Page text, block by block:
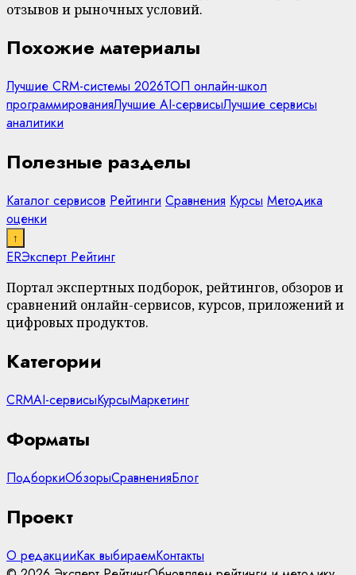
отзывов и рыночных условий.
Похожие материалы
Лучшие CRM-системы 2026ТОП онлайн-школ
программированияЛучшие AI-сервисыЛучшие сервисы
аналитики
Полезные разделы
Каталог сервисов Рейтинги Сравнения Курсы Методика
оценки
↑
ERЭксперт Рейтинг
Портал экспертных подборок, рейтингов, обзоров и
сравнений онлайн-сервисов, курсов, приложений и
цифровых продуктов.
Категории
CRMAI-сервисыКурсыМаркетинг
Форматы
ПодборкиОбзорыСравненияБлог
Проект
О редакцииКак выбираемКонтакты